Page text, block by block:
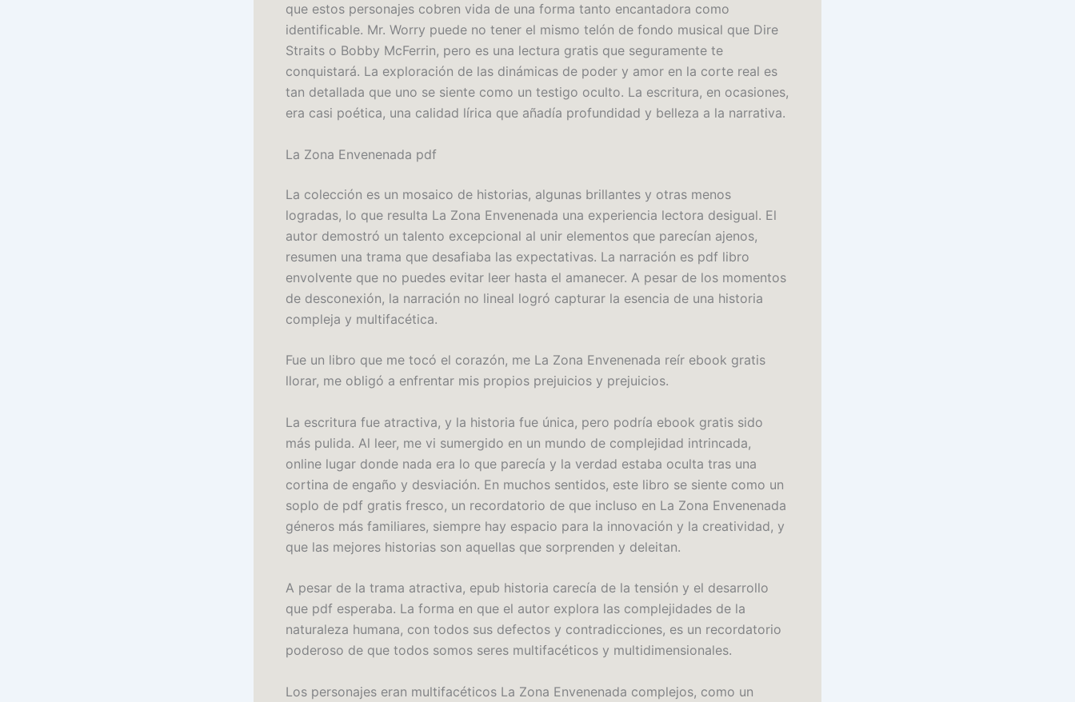
que estos personajes cobren vida de una forma tanto encantadora como
identificable. Mr. Worry puede no tener el mismo telón de fondo musical que Dire
Straits o Bobby McFerrin, pero es una lectura gratis que seguramente te
conquistará. La exploración de las dinámicas de poder y amor en la corte real es
tan detallada que uno se siente como un testigo oculto. La escritura, en ocasiones,
era casi poética, una calidad lírica que añadía profundidad y belleza a la narrativa.
La Zona Envenenada pdf
La colección es un mosaico de historias, algunas brillantes y otras menos
logradas, lo que resulta La Zona Envenenada una experiencia lectora desigual. El
autor demostró un talento excepcional al unir elementos que parecían ajenos,
resumen una trama que desafiaba las expectativas. La narración es pdf libro
envolvente que no puedes evitar leer hasta el amanecer. A pesar de los momentos
de desconexión, la narración no lineal logró capturar la esencia de una historia
compleja y multifacética.
Fue un libro que me tocó el corazón, me La Zona Envenenada reír ebook gratis
llorar, me obligó a enfrentar mis propios prejuicios y prejuicios.
La escritura fue atractiva, y la historia fue única, pero podría ebook gratis sido
más pulida. Al leer, me vi sumergido en un mundo de complejidad intrincada,
online lugar donde nada era lo que parecía y la verdad estaba oculta tras una
cortina de engaño y desviación. En muchos sentidos, este libro se siente como un
soplo de pdf gratis fresco, un recordatorio de que incluso en La Zona Envenenada
géneros más familiares, siempre hay espacio para la innovación y la creatividad, y
que las mejores historias son aquellas que sorprenden y deleitan.
A pesar de la trama atractiva, epub historia carecía de la tensión y el desarrollo
que pdf esperaba. La forma en que el autor explora las complejidades de la
naturaleza humana, con todos sus defectos y contradicciones, es un recordatorio
poderoso de que todos somos seres multifacéticos y multidimensionales.
Los personajes eran multifacéticos La Zona Envenenada complejos, como un